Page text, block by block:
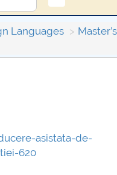
Languages
asistata-de-
620